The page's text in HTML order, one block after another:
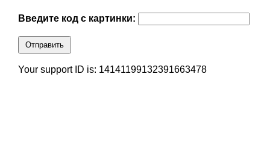
Введите код с картинки:
Отправить
Your support ID is: 14141199132391663478